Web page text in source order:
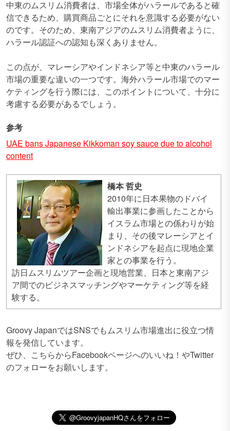
中東のムスリム消費者は、市場全体がハラールであると確
信できるため、購買商品ごとにそれを意識する必要がない
のです。そのため、東南アジアのムスリム消費者ように、
ハラール認証への認知も深くありません。
この点が、マレーシアやインドネシア等と中東のハラール
市場の重要な違いの一つです。海外ハラール市場でのマー
ケティングを行う際には、このポイントについて、十分に
考慮する必要があるでしょう。
参考
UAE bans Japanese Kikkoman soy sauce due to alcohol
content
橋本 哲史
2010年に日本果物のドバイ
輸出事業に参画したことから
イスラム市場との係わりが始
まり、その後マレーシアとイ
ンドネシアを起点に現地企業
家との事業を行う。
訪日ムスリムツアー企画と現地営業、日本と東南アジ
ア間でのビジネスマッチングやマーケティング等を経
験する。
Groovy JapanではSNSでもムスリム市場進出に役立つ情
報を発信しています。
ぜひ、こちらからFacebookページへのいいね！やTwitter
のフォローをお願いします。